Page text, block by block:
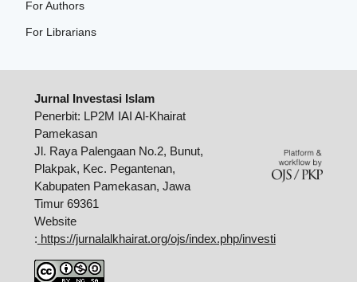
For Authors
For Librarians
Jurnal Investasi Islam
Penerbit: LP2M IAI Al-Khairat
Pamekasan
Jl. Raya Palengaan No.2, Bunut,
Plakpak, Kec. Pegantenan,
Kabupaten Pamekasan, Jawa
Timur 69361
Website
: https://jurnalalkhairat.org/ojs/index.php/investi